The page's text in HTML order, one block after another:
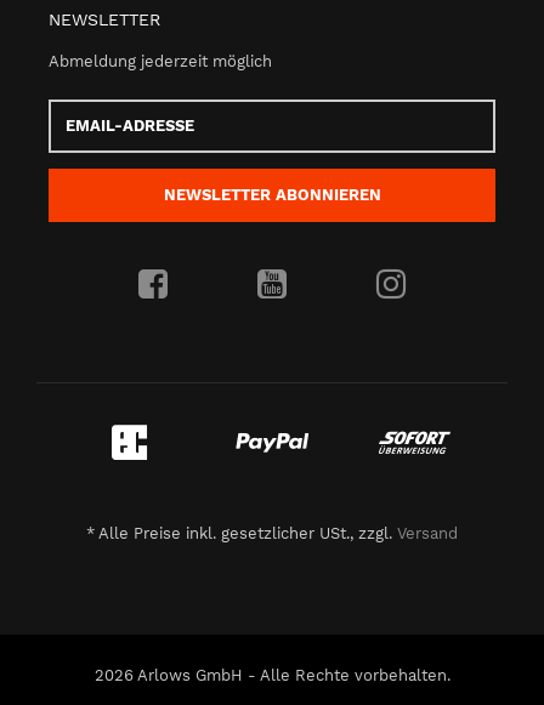
NEWSLETTER
Abmeldung jederzeit möglich
Adresse
NEWSLETTER ABONNIEREN
* Alle Preise inkl. gesetzlicher USt., zzgl. Versand
2026 Arlows GmbH - Alle Rechte vorbehalten.